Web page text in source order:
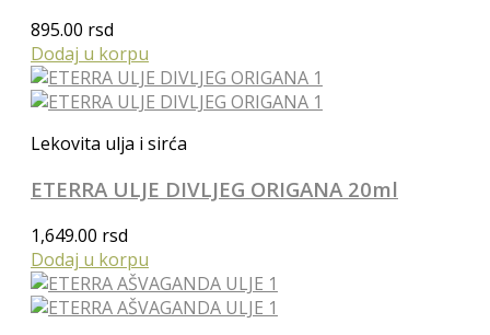
895.00 rsd
Dodaj u korpu
Lekovita ulja i sirća
ETERRA ULJE DIVLJEG ORIGANA 20ml
1,649.00 rsd
Dodaj u korpu